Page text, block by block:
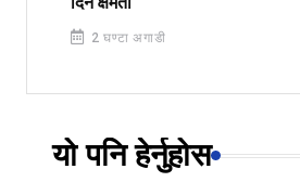
2 घण्टा अगाडी
यो पनि हेर्नुहोस